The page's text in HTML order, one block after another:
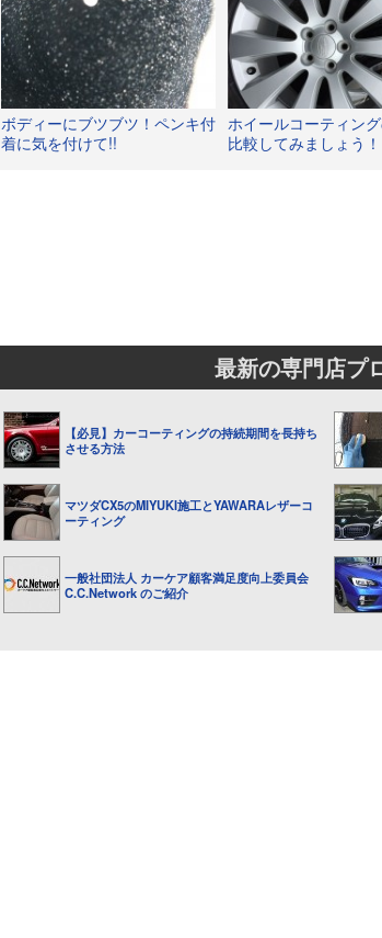
ボディーにブツブツ！ペンキ付
着に気を付けて!!
ホイールコーティン
比較してみましょう！
最新の専門店プ
【必見】カーコーティングの持続期間を長持ち
させる方法
マツダCX5のMIYUKI施工とYAWARAレザーコ
ーティング
一般社団法人 カーケア顧客満足度向上委員会
C.C.Network のご紹介